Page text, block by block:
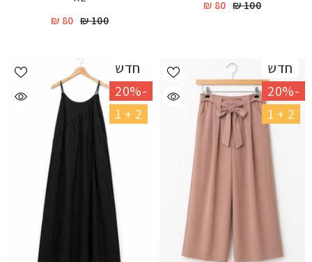
100 ₪
80 ₪
100 ₪
80 ₪
חדש
-20%
2 + 1
חדש
-20%
2 + 1